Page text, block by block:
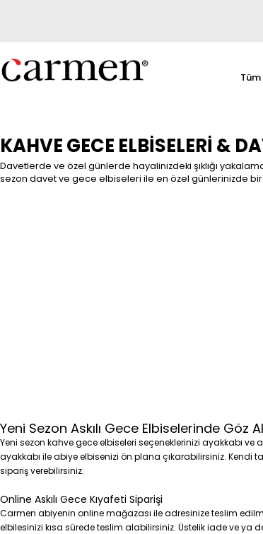
KAHVE GECE ELBISELERI &
Davetlerde ve özel günlerde hayalinizdeki şıklığı
sezon davet ve gece elbiseleri ile en özel günlerinizde bir
Yeni Sezon Askılı Gece Elbiselerinde Göz
Yeni sezon kahve gece elbiseleri seçeneklerinizi ayakkabı
ayakkabı ile abiye elbisenizi ön plana çıkarabilirsiniz. Kendi
sipariş verebilirsiniz.
Online Askılı Gece Kıyafeti Siparişi
Carmen abiyenin online mağazası ile adresinize teslim
elbilesinizi kısa sürede teslim alabilirsiniz. Üstelik iade ve ya